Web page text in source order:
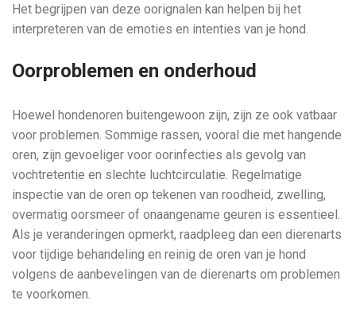
Het begrijpen van deze oorignalen kan helpen bij het
interpreteren van de emoties en intenties van je hond.
Oorproblemen en onderhoud
Hoewel hondenoren buitengewoon zijn, zijn ze ook vatbaar
voor problemen. Sommige rassen, vooral die met hangende
oren, zijn gevoeliger voor oorinfecties als gevolg van
vochtretentie en slechte luchtcirculatie. Regelmatige
inspectie van de oren op tekenen van roodheid, zwelling,
overmatig oorsmeer of onaangename geuren is essentieel.
Als je veranderingen opmerkt, raadpleeg dan een dierenarts
voor tijdige behandeling en reinig de oren van je hond
volgens de aanbevelingen van de dierenarts om problemen
te voorkomen.